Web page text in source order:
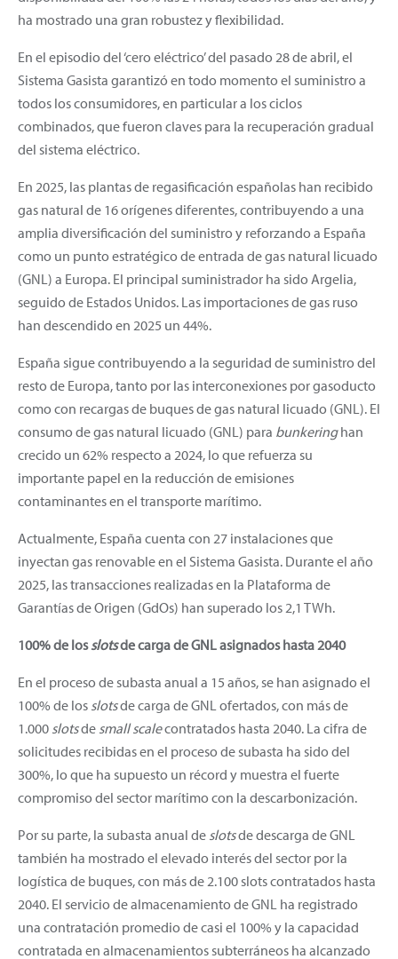
ha mostrado una gran robustez y flexibilidad.
En el episodio del ‘cero eléctrico’ del pasado 28 de abril, el
Sistema Gasista garantizó en todo momento el suministro a
todos los consumidores, en particular a los ciclos
combinados, que fueron claves para la recuperación gradual
del sistema eléctrico.
En 2025, las plantas de regasificación españolas han recibido
gas natural de 16 orígenes diferentes, contribuyendo a una
amplia diversificación del suministro y reforzando a España
como un punto estratégico de entrada de gas natural licuado
(GNL) a Europa. El principal suministrador ha sido Argelia,
seguido de Estados Unidos. Las importaciones de gas ruso
han descendido en 2025 un 44%.
España sigue contribuyendo a la seguridad de suministro del
resto de Europa, tanto por las interconexiones por gasoducto
como con recargas de buques de gas natural licuado (GNL). El
consumo de gas natural licuado (GNL) para bunkeringhan
crecido un 62% respecto a 2024, lo que refuerza su
importante papel en la reducción de emisiones
contaminantes en el transporte marítimo.
Actualmente, España cuenta con 27 instalaciones que
inyectan gas renovable en el Sistema Gasista. Durante el año
2025, las transacciones realizadas en la Plataforma de
Garantías de Origen (GdOs) han superado los 2,1 TWh.
100% de losslotsde carga de GNL asignados hasta 2040
En el proceso de subasta anual a 15 años, se han asignado el
100% de los slotsde carga de GNL ofertados, con más de
1.000 slotsde small scalecontratados hasta 2040. La cifra de
solicitudes recibidas en el proceso de subasta ha sido del
300%, lo que ha supuesto un récord y muestra el fuerte
compromiso del sector marítimo con la descarbonización.
Por su parte, la subasta anual de slotsde descarga de GNL
también ha mostrado el elevado interés del sector por la
logística de buques, con más de 2.100 slots contratados hasta
2040. El servicio de almacenamiento de GNL ha registrado
una contratación promedio de casi el 100% y la capacidad
contratada en almacenamientos subterráneos ha alcanzado